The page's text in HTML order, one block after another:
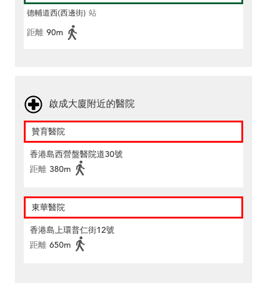
德輔道西(西邊街) 站
距離 90m
啟成大廈附近的醫院
贊育醫院
香港島西營盤醫院道30號
距離 380m
東華醫院
香港島上環普仁街12號
距離 650m